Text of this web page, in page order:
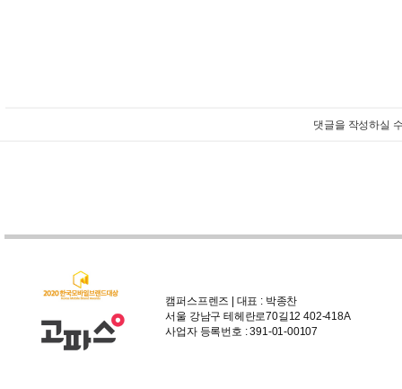
댓글을 작성하실
캠퍼스프렌즈 | 대표 : 박종찬
서울 강남구 테헤란로70길12 402-418A
사업자 등록번호 : 391-01-00107